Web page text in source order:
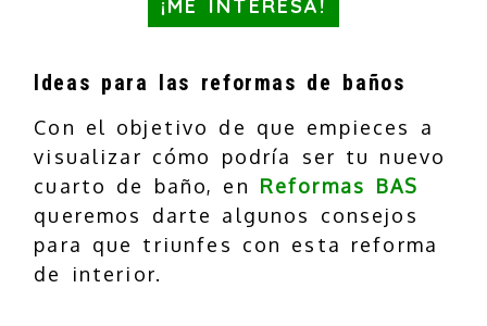
¡ME INTERESA!
Ideas para las reformas de baños
Con el objetivo de que empieces a
visualizar cómo podría ser tu nuevo
cuarto de baño, en Reformas BAS
queremos darte algunos consejos
para que triunfes con esta reforma
de interior.